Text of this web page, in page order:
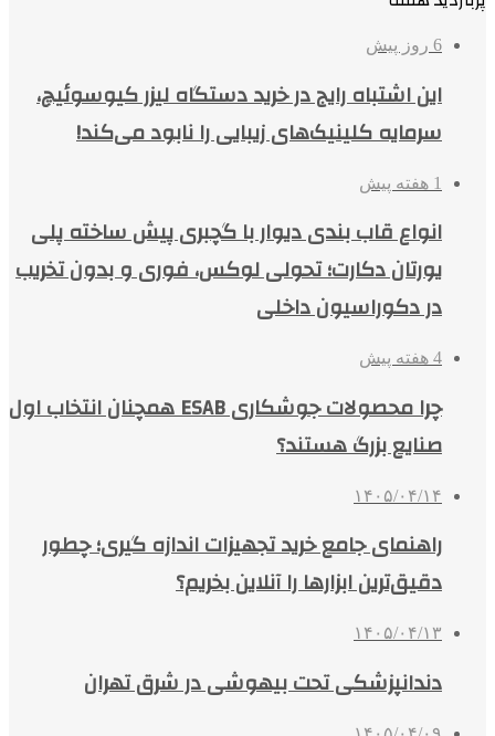
6 روز پیش
این اشتباه رایج در خرید دستگاه لیزر کیوسوئیچ،
سرمایه کلینیک‌های زیبایی را نابود می‌کند!
1 هفته پیش
انواع قاب بندی دیوار با گچبری پیش ساخته پلی
یورتان دکارت؛ تحولی لوکس، فوری و بدون تخریب
در دکوراسیون داخلی
4 هفته پیش
چرا محصولات جوشکاری ESAB همچنان انتخاب اول
صنایع بزرگ هستند؟
۱۴۰۵/۰۴/۱۴
راهنمای جامع خرید تجهیزات اندازه گیری؛ چطور
دقیق‌ترین ابزارها را آنلاین بخریم؟
۱۴۰۵/۰۴/۱۳
دندانپزشکی تحت بیهوشی در شرق تهران